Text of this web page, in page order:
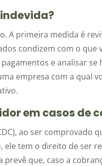
A primeira medida é
condizem com o
e analisar se
empresa com a qual
em casos de
ao ser comprovado
ele tem o direito de ser
que, caso a